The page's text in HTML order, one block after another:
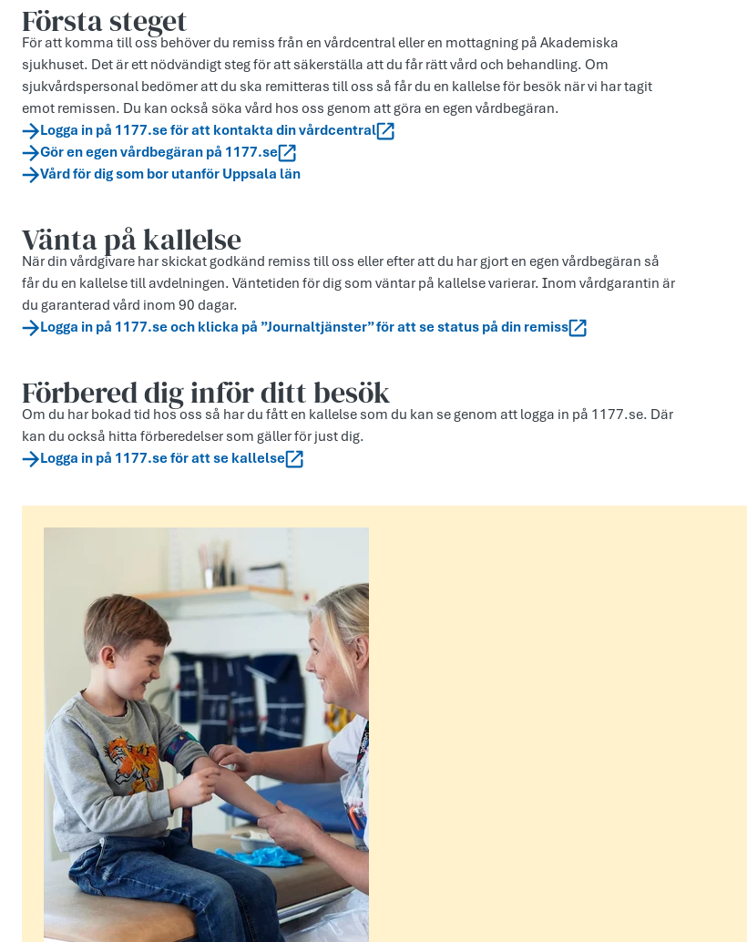
Första steget
För att komma till oss behöver du remiss från en vårdcentral eller en mottagning på Akademiska
sjukhuset. Det är ett nödvändigt steg för att säkerställa att du får rätt vård och behandling. Om
sjukvårdspersonal bedömer att du ska remitteras till oss så får du en kallelse för besök när vi har tagit
emot remissen. Du kan också söka vård hos oss genom att göra en egen vårdbegäran.
Logga in på 1177.se för att kontakta din vårdcentral
Gör en egen vårdbegäran på 1177.se
Vård för dig som bor utanför Uppsala län
Vänta på kallelse
När din vårdgivare har skickat godkänd remiss till oss eller efter att du har gjort en egen vårdbegäran så
får du en kallelse till avdelningen. Väntetiden för dig som väntar på kallelse varierar. Inom vårdgarantin är
du garanterad vård inom 90 dagar.
Logga in på 1177.se och klicka på ”Journaltjänster” för att se status på din remiss
Förbered dig inför ditt besök
Om du har bokad tid hos oss så har du fått en kallelse som du kan se genom att logga in på 1177.se. Där
kan du också hitta förberedelser som gäller för just dig.
Logga in på 1177.se för att se kallelse